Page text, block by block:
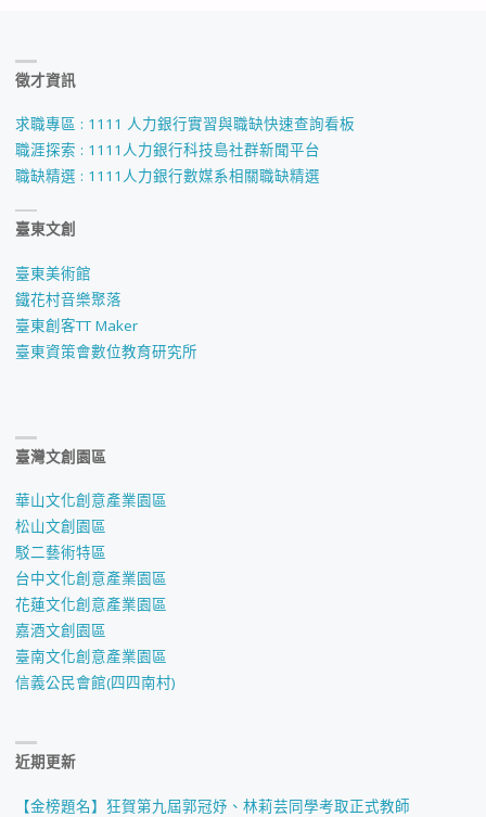
徵才資訊
求職專區 : 1111 人力銀行實習與職缺快速查詢看板
職涯探索 : 1111人力銀行科技島社群新聞平台
職缺精選 : 1111人力銀行數媒系相關職缺精選
臺東文創
臺東美術館
鐵花村音樂聚落
臺東創客TT Maker
臺東資策會數位教育研究所
臺灣文創園區
華山文化創意產業園區
松山文創園區
駁二藝術特區
台中文化創意產業園區
花蓮文化創意產業園區
嘉酒文創園區
臺南文化創意產業園區
信義公民會館(四四南村)
近期更新
【金榜題名】狂賀第九屆郭冠妤、林莉芸同學考取正式教師